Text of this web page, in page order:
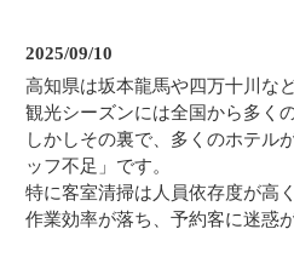
2025/09/10
高知県は坂本龍馬や四万十川な
観光シーズンには全国から多く
しかしその裏で、多くのホテル
ッフ不足」です。
特に客室清掃は人員依存度が高
作業効率が落ち、予約客に迷惑